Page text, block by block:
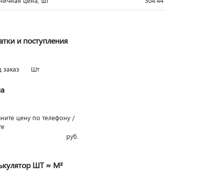
и поступления
заказ Шт
цену по телефону /
руб.
ШТ ≈ М²